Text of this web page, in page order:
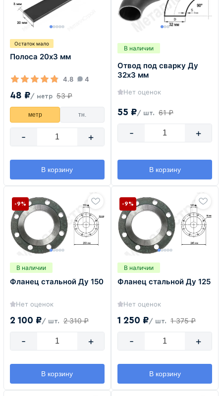
Остаток мало
Полоса 20х3 мм
4.8 4
48 ₽/ метр 53 ₽
метр тн.
- +
В корзину
В наличии
Отвод под сварку Ду
32х3 мм
Нет оценок
55 ₽/ шт. 61 ₽
- +
В корзину
В наличии
Фланец стальной Ду 150
Нет оценок
2 100 ₽/ шт. 2 310 ₽
-9%
- +
В корзину
В наличии
Фланец стальной Ду 125
Нет оценок
1 250 ₽/ шт. 1 375 ₽
-9%
- +
В корзину